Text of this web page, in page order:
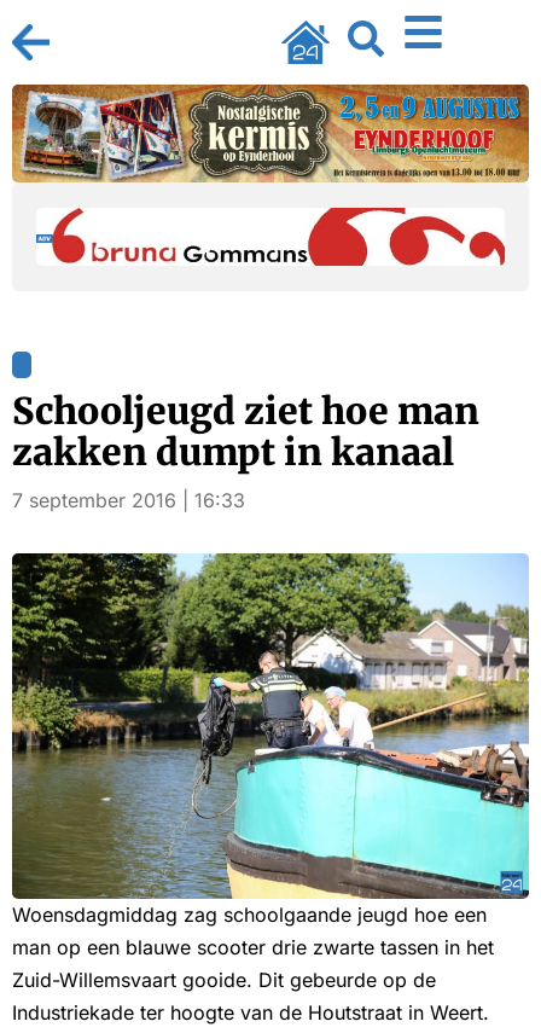
Schooljeugd ziet hoe man
zakken dumpt in kanaal
7 september 2016 | 16:33
Woensdagmiddag zag schoolgaande jeugd hoe een
man op een blauwe scooter drie zwarte tassen in het
Zuid-Willemsvaart gooide. Dit gebeurde op de
Industriekade ter hoogte van de Houtstraat in Weert.